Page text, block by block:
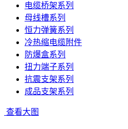
电缆桥架系列
母线槽系列
恒力弹簧系列
冷热缩电缆附件
防爆盒系列
扭力端子系列
抗震支架系列
成品支架系列
查看大图